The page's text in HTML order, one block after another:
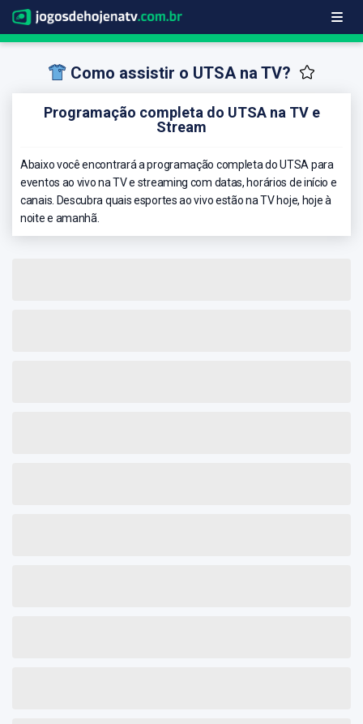
Como assistir o UTSA na TV?
Programação completa do UTSA na TV e
Stream
Abaixo você encontrará a programação completa do UTSA para
eventos ao vivo na TV e streaming com datas, horários de início e
canais. Descubra quais esportes ao vivo estão na TV hoje, hoje à
noite e amanhã.